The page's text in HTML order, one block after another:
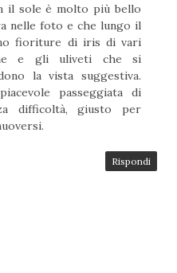
il sole è molto più bello
nelle foto e che lungo il
fioriture di iris di vari
e gli uliveti che si
la vista suggestiva.
passeggiata di
difficoltà, giusto per
Rispondi